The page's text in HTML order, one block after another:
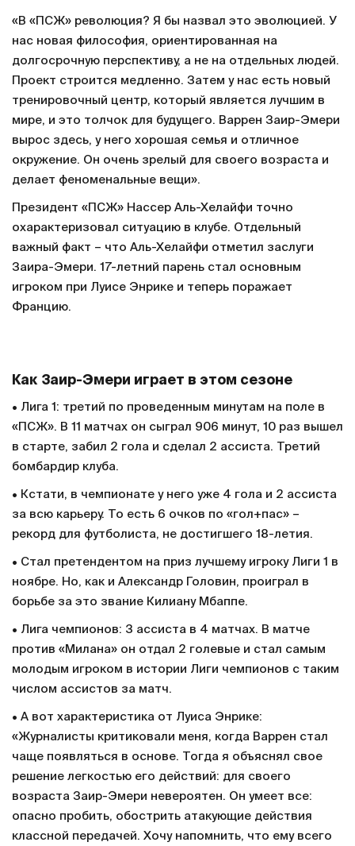
17-летний пацан – новый лидер «ПСЖ»:
ловит респекты от Месси, но не может
уехать в сборную без разрешения
родителей
16 НОЯБРЯ 2023, 14:31
нас новая философия, ориентированная на
долгосрочную перспективу, а не на отдельных людей.
Проект строится медленно. Затем у нас есть новый
тренировочный центр, который является лучшим в
мире, и это толчок для будущего. Варрен Заир-Эмери
вырос здесь, у него хорошая семья и отличное
Президент «ПСЖ» Нассер Аль-Хелайфи точно
• Лига 1: третий по проведенным минутам на поле в
«ПСЖ». В 11 матчах он сыграл 906 минут, 10 раз вышел
бомбардир клуба.
• Кстати, в чемпионате у него уже 4 гола и 2 ассиста
за всю карьеру. То есть 6 очков по «гол+пас» –
• Стал претендентом на приз лучшему игроку Лиги 1 в
ноябре. Но, как и Александр Головин, проиграл в
борьбе за это звание Килиану Мбаппе.
• Лига чемпионов: 3 ассиста в 4 матчах. В матче
против «Милана» он отдал 2 голевые и стал самым
молодым игроком в истории Лиги чемпионов с таким